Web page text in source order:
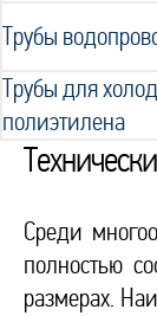
Трубы
Трубы для
полиэтилена
Среди
полностью
размерах.